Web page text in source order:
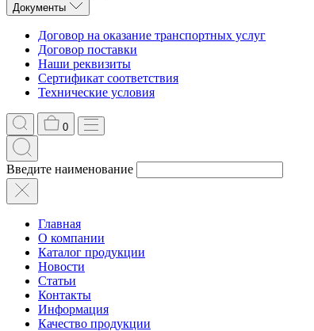
Документы
Договор на оказание транспортных услуг
Договор поставки
Наши реквизиты
Сертификат соответствия
Технические условия
0
Введите наименование
Главная
О компании
Каталог продукции
Новости
Статьи
Контакты
Информация
Качество продукции